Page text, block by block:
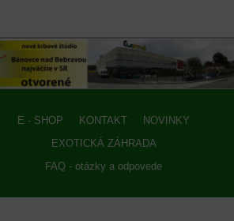
E - SHOP KONTAKT
NOVINKY
EXOTICKÁ ZÁHRADA
FAQ - otázky a odpovede